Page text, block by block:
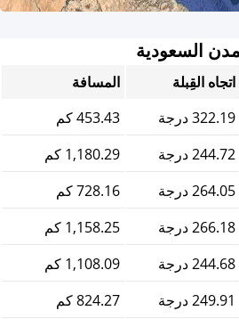
السعودية
اتجاه القِبلة
المسافة
322.19 درجة
453.43 كم
244.72 درجة
1,180.29 كم
264.05 درجة
728.16 كم
266.18 درجة
1,158.25 كم
244.68 درجة
1,108.09 كم
249.91 درجة
824.27 كم